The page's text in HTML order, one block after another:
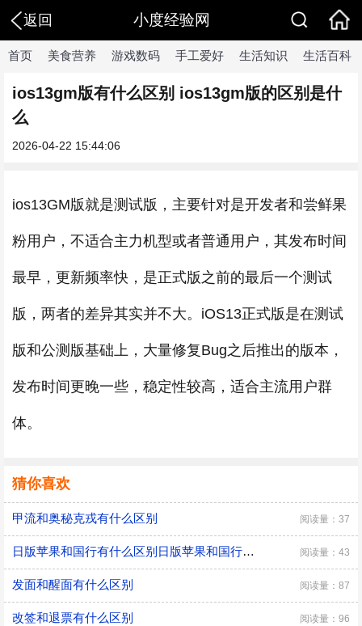
返回 小度经验网
首页 美食营养 游戏数码 手工爱好 生活知识 生活百科
ios13gm版有什么区别 ios13gm版的区别是什
么
2026-04-22 15:44:06
ios13GM版就是测试版，主要针对是开发者和尝鲜果
粉用户，不适合主力机型或者普通用户，其发布时间
最早，更新频率快，是正式版之前的最后一个测试
版，两者的差异其实并不大。iOS13正式版是在测试
版和公测版基础上，大量修复Bug之后推出的版本，
发布时间更晚一些，稳定性较高，适合主流用户群
体。
猜你喜欢
甲流和奥秘克戎有什么区别 阅读量：37
日版苹果和国行有什么区别日版苹果和国行有什么区别呢？ 阅读量：43
发面和醒面有什么区别 阅读量：87
改签和退票有什么区别 阅读量：96